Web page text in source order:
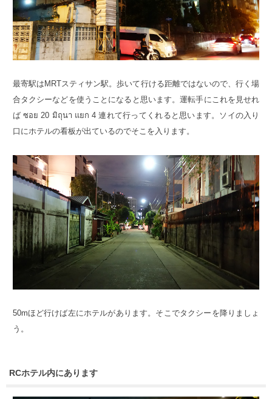
最寄駅はMRTスティサン駅。歩いて行ける距離ではないので、行く場
合タクシーなどを使うことになると思います。運転手にこれを見せれ
ば ซอย 20 มิถุนา แยก 4 連れて行ってくれると思います。ソイの入り
口にホテルの看板が出ているのでそこを入ります。
50mほど行けば左にホテルがあります。そこでタクシーを降りましょ
う。
RCホテル内にあります